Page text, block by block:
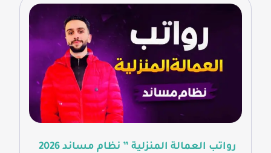
رواتب العمالة المنزلية ” نظام مساند 2026